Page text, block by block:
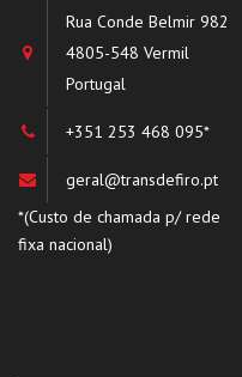
Rua Conde Belmir 982
4805-548 Vermil
Portugal
+351 253 468 095*
geral@transdefiro.pt
*(Custo de chamada p/ rede
fixa nacional)